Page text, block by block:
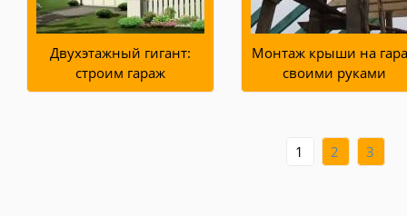
Двухэтажный гигант:
строим гараж
Монтаж крыши на
своими руками
1 2 3